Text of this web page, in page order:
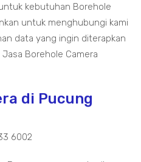
kebutuhan Borehole
untuk menghubungi kami
data yang ingin diterapkan
Borehole Camera
di Pucung
6002